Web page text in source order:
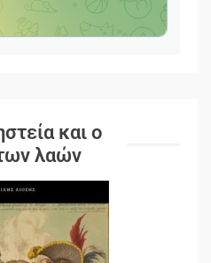
και ο
λαών